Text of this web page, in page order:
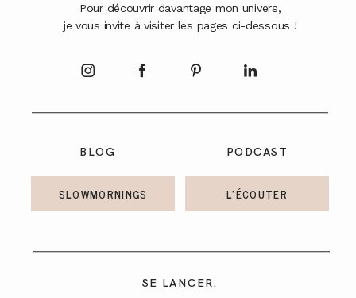
BLOG
SE LANCER.
SLOWMORNINGS
Pour découvrir davantage mon univers,
je vous invite à visiter les pages ci-dessous !
PODCAST
L'ÉCOUTER
CONTACT